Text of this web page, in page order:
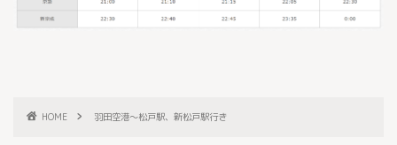
HOME 羽田空港～松戸駅、新松戸駅行き